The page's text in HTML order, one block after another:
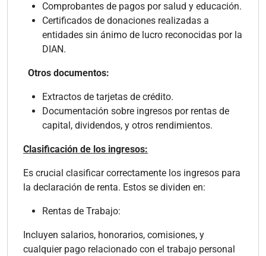
Comprobantes de pagos por salud y educación.
Certificados de donaciones realizadas a
entidades sin ánimo de lucro reconocidas por la
DIAN.
Otros documentos:
Extractos de tarjetas de crédito.
Documentación sobre ingresos por rentas de
capital, dividendos, y otros rendimientos.
Clasificación de los ingresos:
Es crucial clasificar correctamente los ingresos para
la declaración de renta. Estos se dividen en:
Rentas de Trabajo:
Incluyen salarios, honorarios, comisiones, y
cualquier pago relacionado con el trabajo personal